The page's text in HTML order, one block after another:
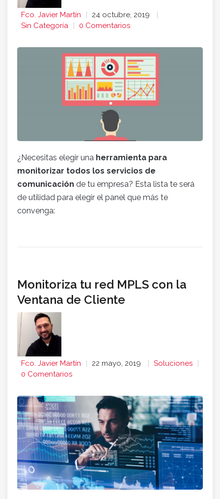
Fco. Javier Martín
24 octubre, 2019
Sin Categoría
0 Comentarios
¿Necesitas elegir una herramienta para
monitorizar todos los servicios de
comunicación de tu empresa? Esta lista te será
de utilidad para elegir el panel que más te
convenga:
Monitoriza tu red MPLS con la
Ventana de Cliente
Fco. Javier Martín 22 mayo, 2019
Soluciones
0 Comentarios